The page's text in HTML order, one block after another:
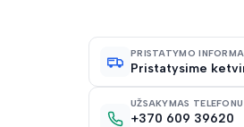
PRISTATYMO
Pristatysime
UŽSAKYMAS TELEFONU
+370 609 39620